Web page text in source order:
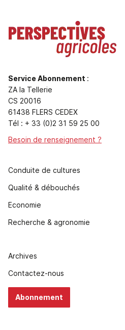
Service Abonnement :
ZA la Tellerie
CS 20016
61438 FLERS CEDEX
Tél : + 33 (0)2 31 59 25 00
Besoin de renseignement ?
Conduite de cultures
Qualité & débouchés
Economie
Recherche & agronomie
Archives
Contactez-nous
Abonnement